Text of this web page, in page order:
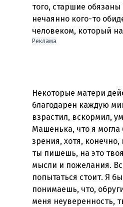
того, старшие
нечаянно кого-то
человеком, который
Реклама
Некоторые матери
благодарен каждую
взрастил, вскормил,
Машенька, что я могла
зрения, хотя,
ты пишешь, на это
мысли и пожелания.
попытаться стоит. Я
понимаешь, что,
меня неуверенность,